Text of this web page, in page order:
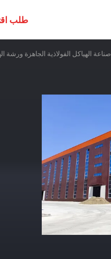
طلب
صناعة الهياكل الفولاذية الجاهزة ورشة